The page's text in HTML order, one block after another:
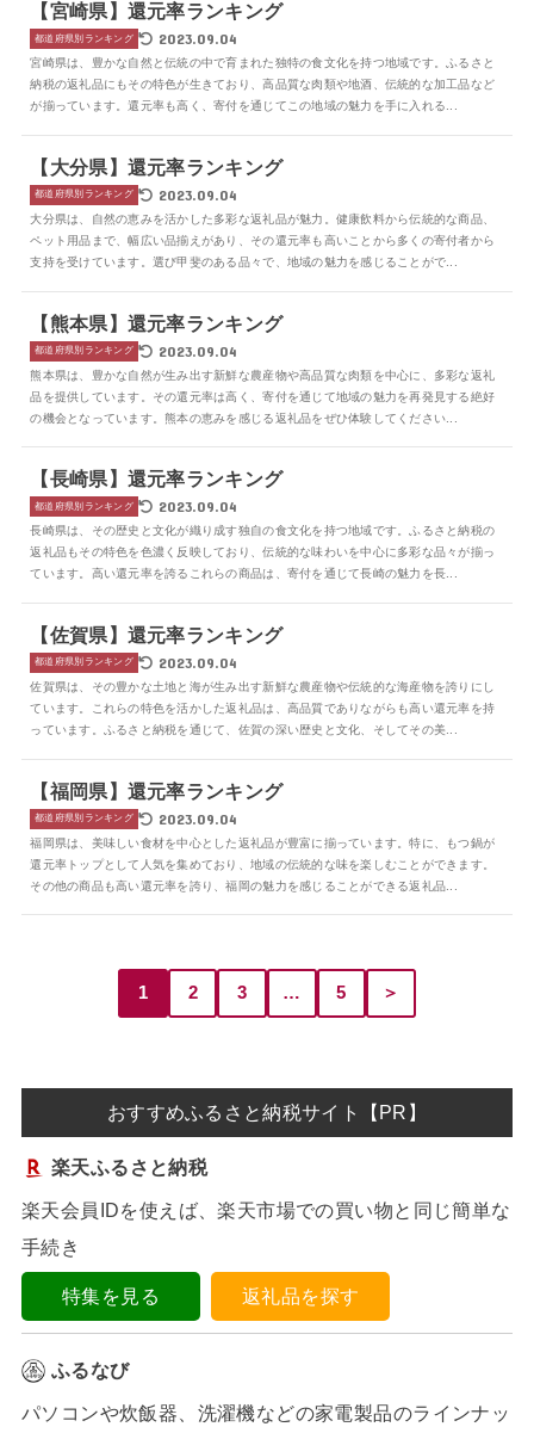
【宮崎県】還元率ランキング
都道府県別ランキング 2023.09.04
宮崎県は、豊かな自然と伝統の中で育まれた独特の食文化を持つ地域です。ふるさと
納税の返礼品にもその特色が生きており、高品質な肉類や地酒、伝統的な加工品など
が揃っています。還元率も高く、寄付を通じてこの地域の魅力を手に入れる...
【大分県】還元率ランキング
都道府県別ランキング 2023.09.04
大分県は、自然の恵みを活かした多彩な返礼品が魅力。健康飲料から伝統的な商品、
ペット用品まで、幅広い品揃えがあり、その還元率も高いことから多くの寄付者から
支持を受けています。選び甲斐のある品々で、地域の魅力を感じることがで...
【熊本県】還元率ランキング
都道府県別ランキング 2023.09.04
熊本県は、豊かな自然が生み出す新鮮な農産物や高品質な肉類を中心に、多彩な返礼
品を提供しています。その還元率は高く、寄付を通じて地域の魅力を再発見する絶好
の機会となっています。熊本の恵みを感じる返礼品をぜひ体験してください...
【長崎県】還元率ランキング
都道府県別ランキング 2023.09.04
長崎県は、その歴史と文化が織り成す独自の食文化を持つ地域です。ふるさと納税の
返礼品もその特色を色濃く反映しており、伝統的な味わいを中心に多彩な品々が揃っ
ています。高い還元率を誇るこれらの商品は、寄付を通じて長崎の魅力を長...
【佐賀県】還元率ランキング
都道府県別ランキング 2023.09.04
佐賀県は、その豊かな土地と海が生み出す新鮮な農産物や伝統的な海産物を誇りにし
ています。これらの特色を活かした返礼品は、高品質でありながらも高い還元率を持
っています。ふるさと納税を通じて、佐賀の深い歴史と文化、そしてその美...
【福岡県】還元率ランキング
都道府県別ランキング 2023.09.04
福岡県は、美味しい食材を中心とした返礼品が豊富に揃っています。特に、もつ鍋が
還元率トップとして人気を集めており、地域の伝統的な味を楽しむことができます。
その他の商品も高い還元率を誇り、福岡の魅力を感じることができる返礼品...
1 2 3 … 5 ＞
おすすめふるさと納税サイト【PR】
楽天ふるさと納税
楽天会員IDを使えば、楽天市場での買い物と同じ簡単な
手続き
特集を見る 返礼品を探す
ふるなび
パソコンや炊飯器、洗濯機などの家電製品のラインナッ